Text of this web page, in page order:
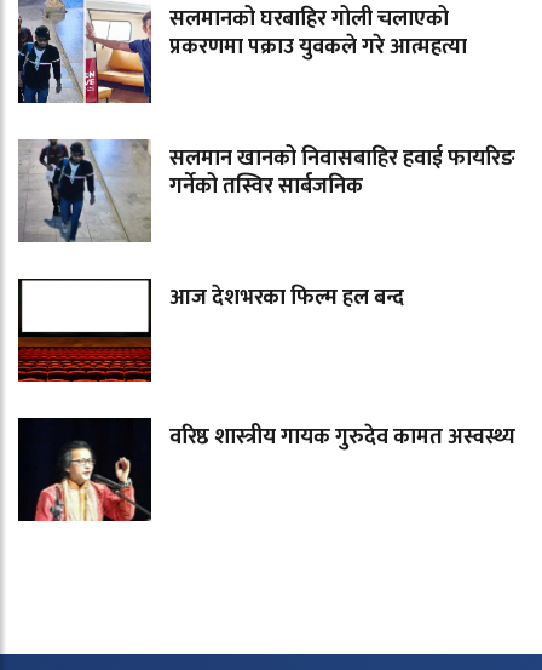
सलमानको घरबाहिर गोली चलाएको
प्रकरणमा पक्राउ युवकले गरे आत्महत्या
सलमान खानको निवासबाहिर हवाई फायरिङ
गर्नेको तस्विर सार्बजनिक
आज देशभरका फिल्म हल बन्द
वरिष्ठ शास्त्रीय गायक गुरुदेव कामत अस्वस्थ्य